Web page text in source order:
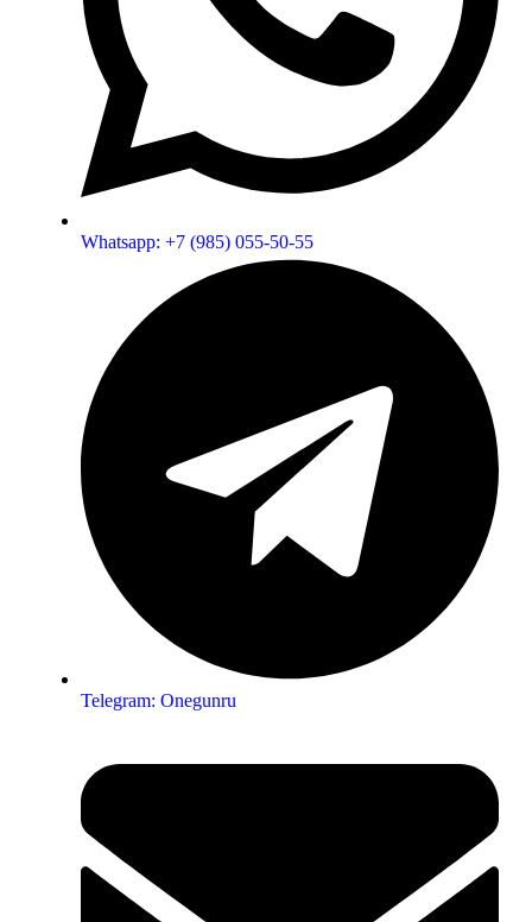
Whatsapp: +7 (985) 055-50-55
Telegram: Onegunru